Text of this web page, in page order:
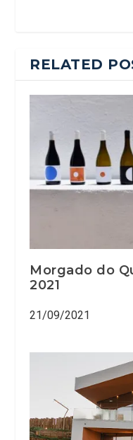
RELATED
Morgado do
2021
21/09/2021